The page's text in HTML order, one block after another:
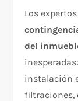
Los
del
instalación
filtraciones,